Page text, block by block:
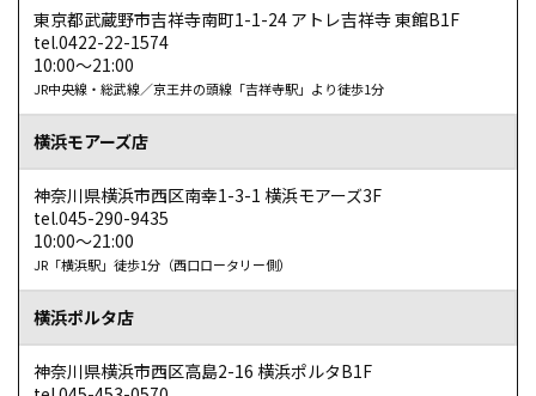
軽くメイクするだけでも印象が変わることがよく分かりま
した。仕上がりは他の眉毛サロンと比較しても良いと妻か
らも評価もらえました。整え方についてのアドバイスも頂
けたので、少し手入れを頑張ってみようと思えました。
参照元：ホットペーパービューティー（https://beauty.hotpepper.jp/kr/
東京都武蔵野市吉祥寺南町1-1-24 アトレ吉祥寺 東館B1F
tel.0422-22-1574
10:00～21:00
JR中央線・総武線／京王井の頭線「吉祥寺駅」より徒歩1分
横浜モアーズ店
神奈川県横浜市西区南幸1-3-1 横浜モアーズ3F
tel.045-290-9435
10:00～21:00
JR「横浜駅」徒歩1分（西口ロータリー側）
横浜ポルタ店
神奈川県横浜市西区高島2-16 横浜ポルタB1F